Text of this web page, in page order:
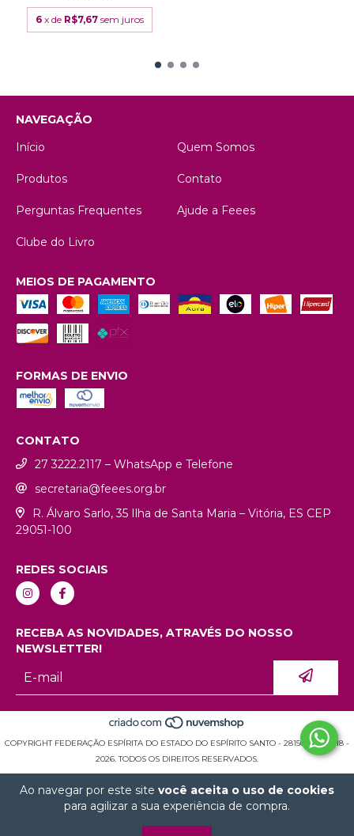
Ao navegar por este site você aceita o uso de cookies
para agilizar a sua experiência de compra.
6 x de R$7,67 sem juros
NAVEGAÇÃO
Início
Quem Somos
Produtos Contato
Perguntas Frequentes Ajude a Feees
Clube do Livro
MEIOS DE PAGAMENTO
FORMAS DE ENVIO
CONTATO
27 3222.2117 – WhatsApp e Telefone
secretaria@feees.org.br
R. Álvaro Sarlo, 35 Ilha de Santa Maria – Vitória, ES CEP
29051-100
REDES SOCIAIS
RECEBA AS NOVIDADES, ATRAVÉS DO NOSSO
NEWSLETTER!
COPYRIGHT FEDERAÇÃO ESPÍRITA DO ESTADO DO ESPÍRITO SANTO - 28150936000118 -
2026. TODOS OS DIREITOS RESERVADOS.